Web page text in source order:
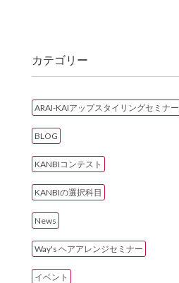
カテゴリー
ARAI-KAIアップスタイリングセミナー
BLOG
KANBIコンテスト
KANBIの選択科目
News
Way's ヘアアレンジセミナー
イベント